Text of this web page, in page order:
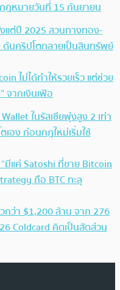
ฎหมายวันที่ 15 กันยายน
แต่ปี 2025 สวนทางทอง-
ดันคริปโตกลายเป็นสินทรัพย์
ไม่ได้ทำให้รวยเร็ว แต่ช่วย
จากเงินเฟ้อ
ในรัสเซียพุ่งสูง 2 เท่า
อง ก่อนกฎใหม่เริ่มใช้
มีแค่ Satoshi ที่ขาย Bitcoin
ถือ BTC ทะลุ
กว่า $1,200 ล้าน จาก 276
Coldcard คิดเป็นสัดส่วน